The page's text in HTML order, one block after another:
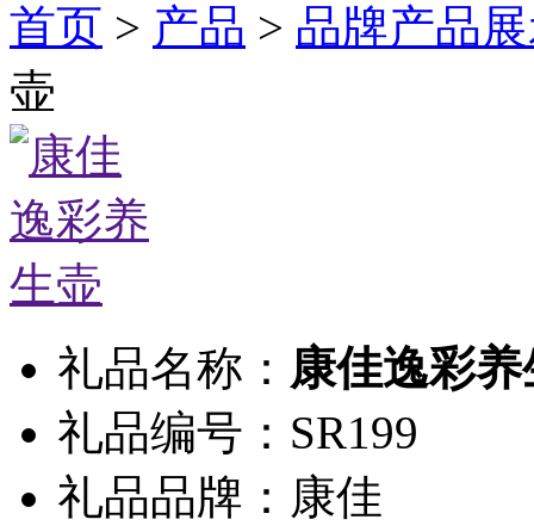
首页 > 产品 > 品牌产品
壶
礼品名称： 康佳逸彩
礼品编号：SR199
礼品品牌：康佳